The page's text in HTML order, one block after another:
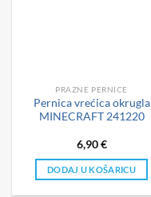
PRAZNE PERNICE
Pernica vrećica okrugla
MINECRAFT 241220
6,90€
DODAJ U KOŠARICU